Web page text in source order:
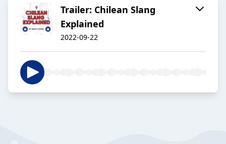
Trailer: Chilean Slang
Explained
2022-09-22